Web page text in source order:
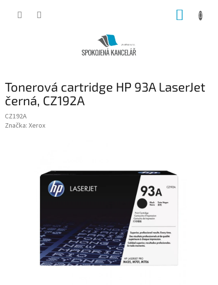
Tonerová cartridge HP 93A LaserJet
černá, CZ192A
CZ192A
Značka: Xerox